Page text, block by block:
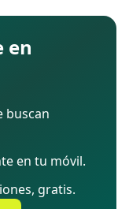
en
buscan
en tu móvil.
gratis.